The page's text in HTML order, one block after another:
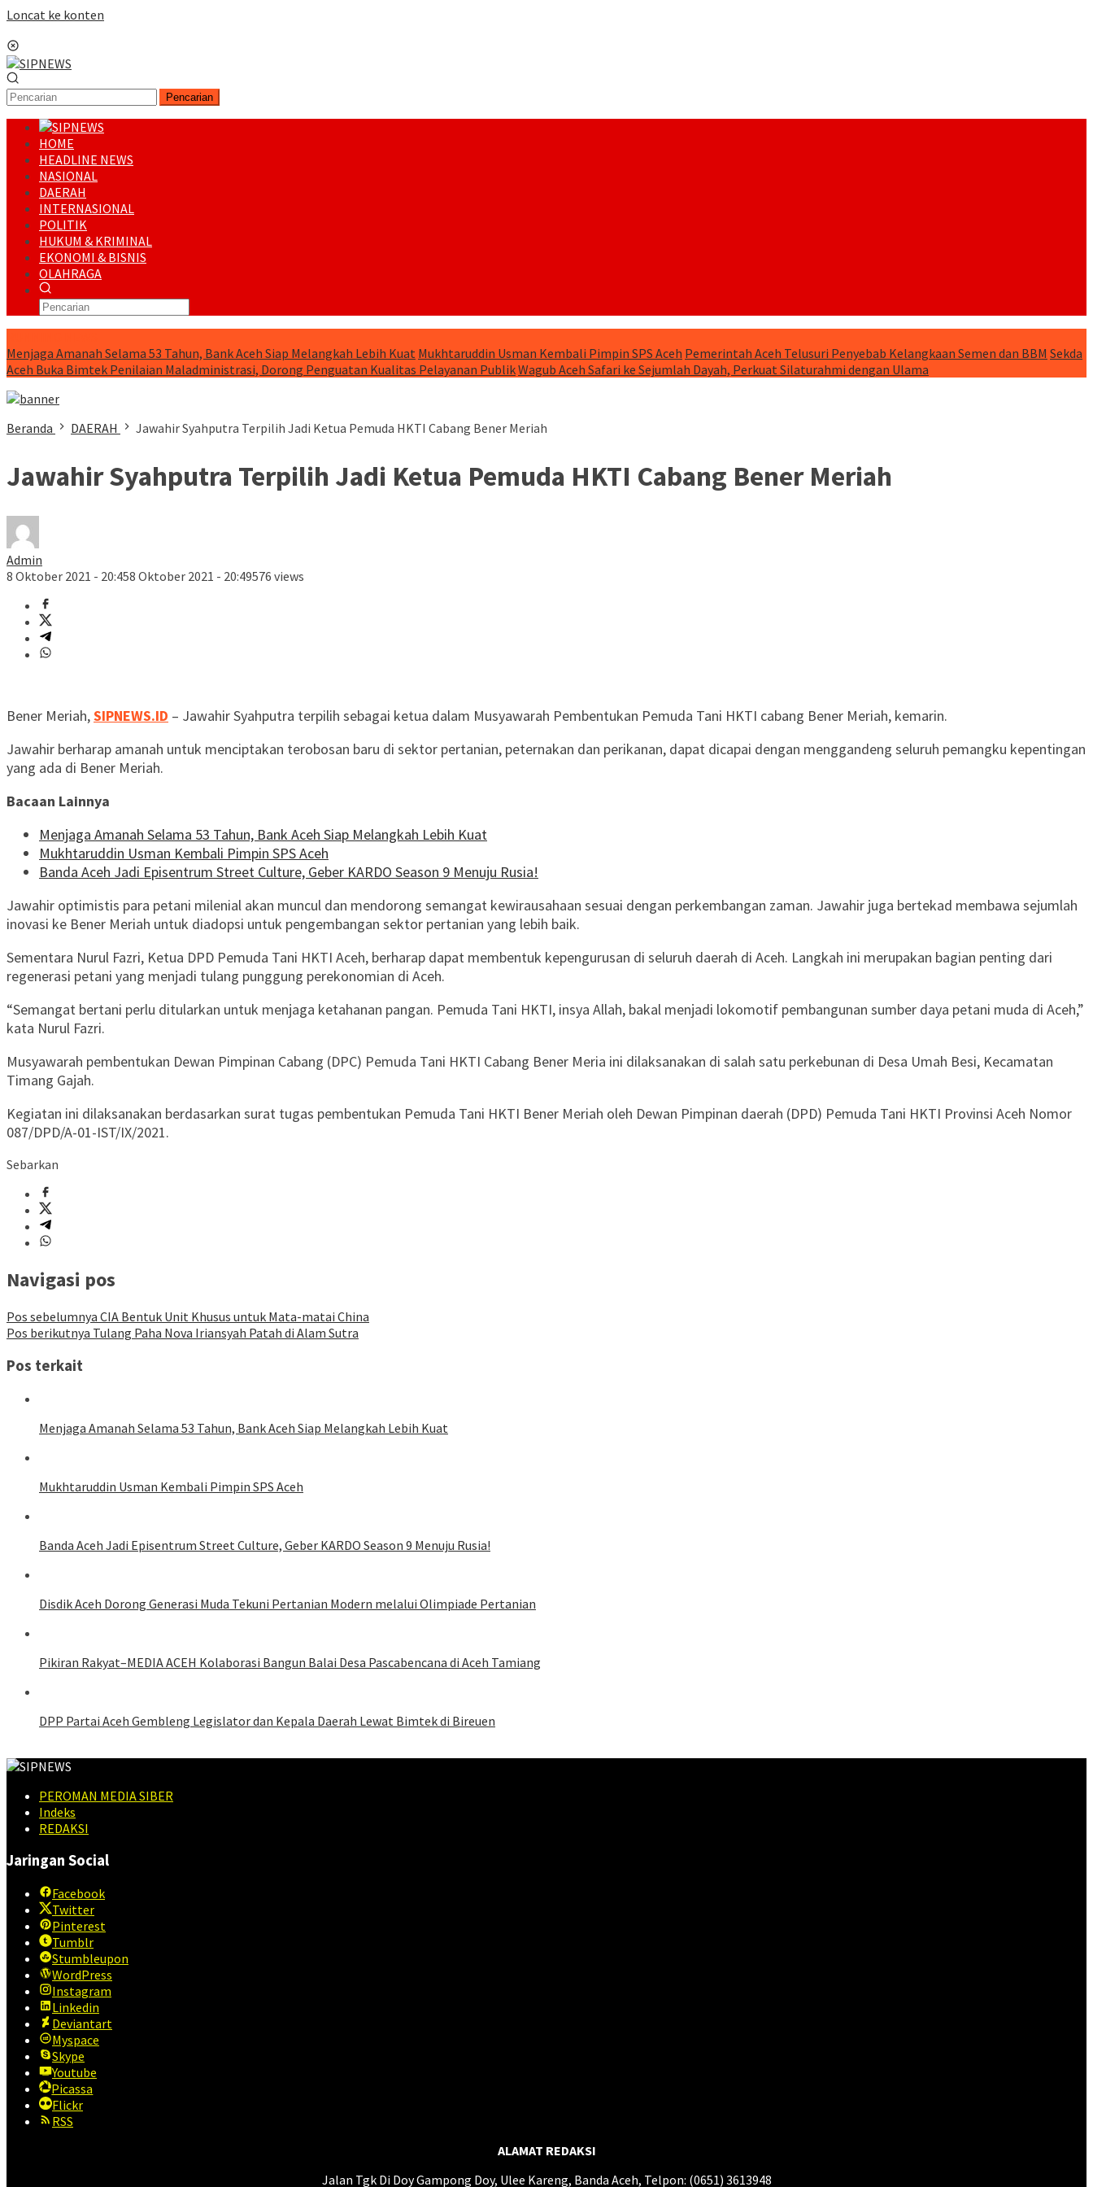
Loncat ke konten
Pencarian
HOME
HEADLINE NEWS
NASIONAL
DAERAH
INTERNASIONAL
POLITIK
HUKUM & KRIMINAL
EKONOMI & BISNIS
OLAHRAGA
Menjaga Amanah Selama 53 Tahun, Bank Aceh Siap Melangkah Lebih Kuat Mukhtaruddin Usman Kembali Pimpin SPS Aceh Pemerintah Aceh Telusuri Penyebab Kelangkaan Semen dan BBM Sekda
Aceh Buka Bimtek Penilaian Maladministrasi, Dorong Penguatan Kualitas Pelayanan PublikWagub Aceh Safari ke Sejumlah Dayah, Perkuat Silaturahmi dengan Ulama
Beranda DAERAH Jawahir Syahputra Terpilih Jadi Ketua Pemuda HKTI Cabang Bener Meriah
Jawahir Syahputra Terpilih Jadi Ketua Pemuda HKTI Cabang Bener Meriah
Admin
8 Oktober 2021 - 20:458 Oktober 2021 - 20:49576 views
Bener Meriah,SIPNEWS.ID – Jawahir Syahputra terpilih sebagai ketua dalam Musyawarah Pembentukan Pemuda Tani HKTI cabang Bener Meriah, kemarin.
Jawahir berharap amanah untuk menciptakan terobosan baru di sektor pertanian, peternakan dan perikanan, dapat dicapai dengan menggandeng seluruh pemangku kepentingan
yang ada di Bener Meriah.
Bacaan Lainnya
Menjaga Amanah Selama 53 Tahun, Bank Aceh Siap Melangkah Lebih Kuat
Mukhtaruddin Usman Kembali Pimpin SPS Aceh
Banda Aceh Jadi Episentrum Street Culture, Geber KARDO Season 9 Menuju Rusia!
Jawahir optimistis para petani milenial akan muncul dan mendorong semangat kewirausahaan sesuai dengan perkembangan zaman. Jawahir juga bertekad membawa sejumlah
inovasi ke Bener Meriah untuk diadopsi untuk pengembangan sektor pertanian yang lebih baik.
Sementara Nurul Fazri, Ketua DPD Pemuda Tani HKTI Aceh, berharap dapat membentuk kepengurusan di seluruh daerah di Aceh. Langkah ini merupakan bagian penting dari
regenerasi petani yang menjadi tulang punggung perekonomian di Aceh.
“Semangat bertani perlu ditularkan untuk menjaga ketahanan pangan. Pemuda Tani HKTI, insya Allah, bakal menjadi lokomotif pembangunan sumber daya petani muda di Aceh,”
kata Nurul Fazri.
Musyawarah pembentukan Dewan Pimpinan Cabang (DPC) Pemuda Tani HKTI Cabang Bener Meria ini dilaksanakan di salah satu perkebunan di Desa Umah Besi, Kecamatan
Timang Gajah.
Kegiatan ini dilaksanakan berdasarkan surat tugas pembentukan Pemuda Tani HKTI Bener Meriah oleh Dewan Pimpinan daerah (DPD) Pemuda Tani HKTI Provinsi Aceh Nomor
087/DPD/A-01-IST/IX/2021.
Sebarkan
Navigasi pos
Pos sebelumnya CIA Bentuk Unit Khusus untuk Mata-matai China
Pos berikutnya Tulang Paha Nova Iriansyah Patah di Alam Sutra
Pos terkait
Menjaga Amanah Selama 53 Tahun, Bank Aceh Siap Melangkah Lebih Kuat
Mukhtaruddin Usman Kembali Pimpin SPS Aceh
Banda Aceh Jadi Episentrum Street Culture, Geber KARDO Season 9 Menuju Rusia!
Disdik Aceh Dorong Generasi Muda Tekuni Pertanian Modern melalui Olimpiade Pertanian
Pikiran Rakyat–MEDIA ACEH Kolaborasi Bangun Balai Desa Pascabencana di Aceh Tamiang
DPP Partai Aceh Gembleng Legislator dan Kepala Daerah Lewat Bimtek di Bireuen
PEROMAN MEDIA SIBER
Indeks
REDAKSI
Jaringan Social
Facebook
Twitter
Pinterest
Tumblr
Stumbleupon
WordPress
Instagram
Linkedin
Deviantart
Myspace
Skype
Youtube
Picassa
Flickr
RSS
ALAMAT REDAKSI
Jalan Tgk Di Doy Gampong Doy, Ulee Kareng, Banda Aceh, Telpon: (0651) 3613948